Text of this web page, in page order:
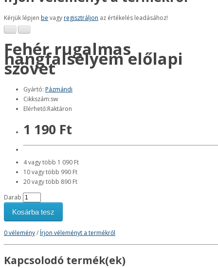
Kérjük lépjen be vagyregisztráljon az értékelés leadásához!
Fehér rugalmas
hangfalselyem előlapi
szövet
Gyártó: Pázmándi
Cikkszám:sw
Elérhető:Raktáron
1 190 Ft
4 vagy több 1 090 Ft
10 vagy több 990 Ft
20 vagy több 890 Ft
Darab
Kosárba tesz
0 vélemény/Írjon véleményt a termékről
Kapcsolodó termék(ek)